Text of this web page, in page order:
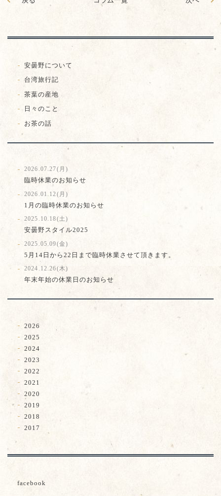
安曇野について
台湾旅行記
茶葉の産地
日々のこと
お茶の話
2026.07.27(月)
臨時休業のお知らせ
2026.01.12(月)
1月の臨時休業のお知らせ
2025.10.18(土)
安曇野スタイル2025
2025.05.09(金)
5月14日から22日まで臨時休業させて頂きます。
2024.12.26(木)
年末年始の休業日のお知らせ
2026
2025
2024
2023
2022
2021
2020
2019
2018
2017
facebook